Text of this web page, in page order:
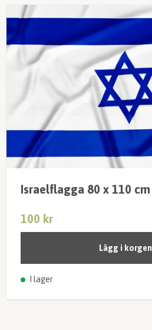
Israelflagga 80 x 110 cm
100 kr
Lägg i korgen
I lager